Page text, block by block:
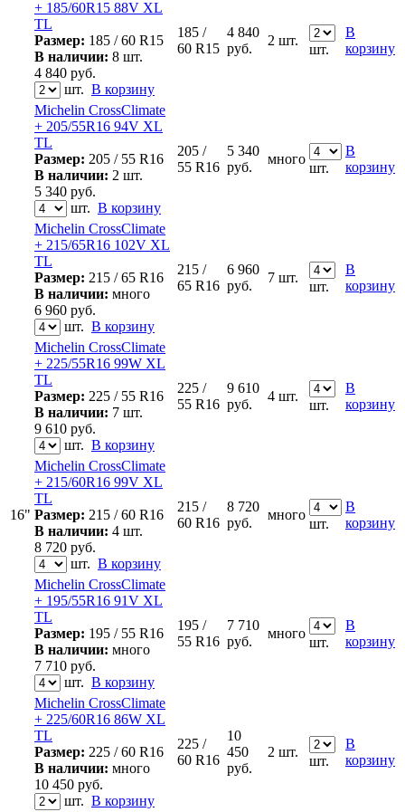
+ 185/60R15 88V XL
TL
Размер: 185 / 60 R15
В наличии: 8 шт.
4 840 руб.
шт. В корзину
185 /
60 R15
4 840
руб.
2 шт.
шт.
В
корзину
16"
Michelin CrossClimate
+ 205/55R16 94V XL
TL
Размер: 205 / 55 R16
В наличии: 2 шт.
5 340 руб.
шт. В корзину
205 /
55 R16
5 340
руб.
много
шт.
В
корзину
Michelin CrossClimate
+ 215/65R16 102V XL
TL
Размер: 215 / 65 R16
В наличии: много
6 960 руб.
шт. В корзину
215 /
65 R16
6 960
руб.
7 шт.
шт.
В
корзину
Michelin CrossClimate
+ 225/55R16 99W XL
TL
Размер: 225 / 55 R16
В наличии: 7 шт.
9 610 руб.
шт. В корзину
225 /
55 R16
9 610
руб.
4 шт.
шт.
В
корзину
Michelin CrossClimate
+ 215/60R16 99V XL
TL
Размер: 215 / 60 R16
В наличии: 4 шт.
8 720 руб.
шт. В корзину
215 /
60 R16
8 720
руб.
много
шт.
В
корзину
Michelin CrossClimate
+ 195/55R16 91V XL
TL
Размер: 195 / 55 R16
В наличии: много
7 710 руб.
шт. В корзину
195 /
55 R16
7 710
руб.
много
шт.
В
корзину
Michelin CrossClimate
+ 225/60R16 86W XL
TL
Размер: 225 / 60 R16
В наличии: много
10 450 руб.
шт. В корзину
225 /
60 R16
10
450
руб.
2 шт.
шт.
В
корзину